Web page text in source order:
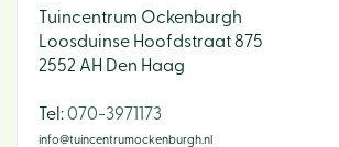
Tuincentrum Ockenburgh
Loosduinse Hoofdstraat 875
2552 AH Den Haag
​Tel:070-3971173
info@tuincentrumockenburgh.nl